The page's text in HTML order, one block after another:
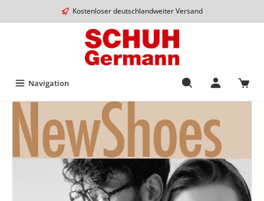
Kostenloser deutschlandweiter Versand
Navigation